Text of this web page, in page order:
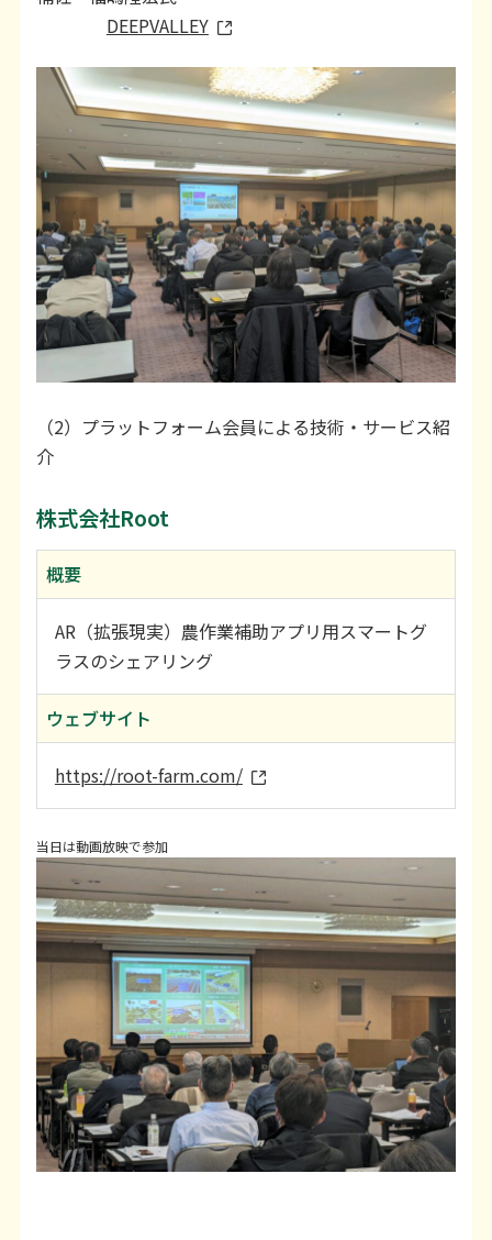
DEEPVALLEY
（2）プラットフォーム会員による技術・サービス紹
介
株式会社Root
概要
AR（拡張現実）農作業補助アプリ用スマートグ
ラスのシェアリング
ウェブサイト
https://root-farm.com/
当日は動画放映で参加